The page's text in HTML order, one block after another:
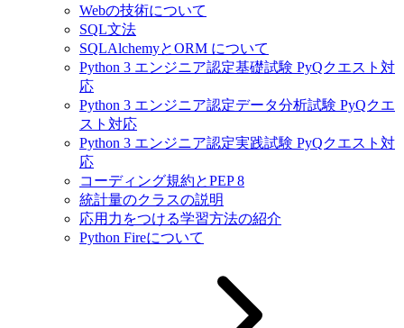
Webの技術について
SQL文法
SQLAlchemyとORM について
Python 3 エンジニア認定基礎試験 PyQクエスト対
応
Python 3 エンジニア認定データ分析試験 PyQクエ
スト対応
Python 3 エンジニア認定実践試験 PyQクエスト対
応
コーディング規約とPEP 8
統計量のクラスの説明
応用力をつける学習方法の紹介
Python Fireについて